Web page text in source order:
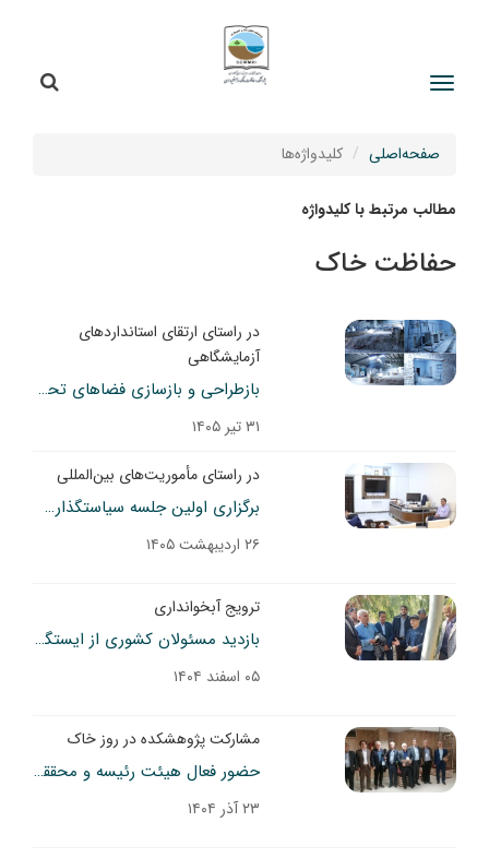
صفحه‌اصلی کلیدواژه‌ها
مطالب مرتبط با کلیدواژه
حفاظت خاک
در راستای ارتقای استانداردهای
آزمایشگاهی
بازطراحی و بازسازی فضاهای تحقیقاتی و آزمایشگاهی پژوهشکده حفاظت خاک و آبخیزداری
۳۱ تیر ۱۴۰۵
در راستای مأموریت‌های بین‌المللی
برگزاری اولین جلسه سیاستگذاری پژوهش و آموزش مرکز یونسکو به میزبانی پژوهشکده حفاظت خاک و آبخیزداری
۲۶ اردیبهشت ۱۴۰۵
ترویج آبخوانداری
بازدید مسئولان کشوری از ایستگاه تحقیقات آبخوانداری کوثر
۰۵ اسفند ۱۴۰۴
مشارکت پژوهشکده در روز خاک
حضور فعال هیئت رئیسه و محققان پژوهشکده در روز جهانی خاک
۲۳ آذر ۱۴۰۴